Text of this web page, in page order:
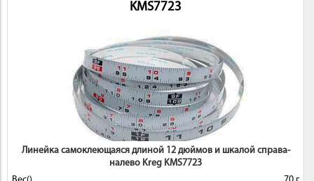
ИНСТРУМЕНТ
KMS7723
Линейка самоклеющаяся длиной 12 дюймов и шкалой справа-
налево Kreg KMS7723